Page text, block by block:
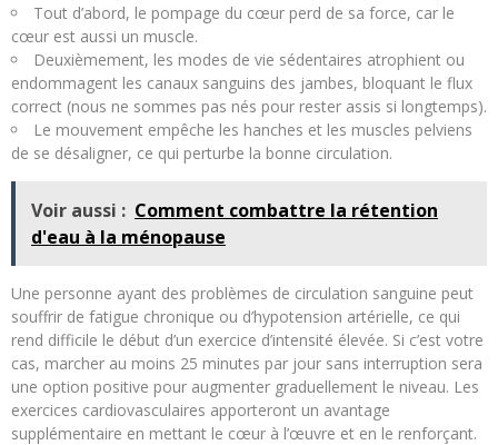
Tout d’abord, le pompage du cœur perd de sa force, car le
cœur est aussi un muscle.
Deuxièmement, les modes de vie sédentaires atrophient ou
endommagent les canaux sanguins des jambes, bloquant le flux
correct (nous ne sommes pas nés pour rester assis si longtemps).
Le mouvement empêche les hanches et les muscles pelviens
de se désaligner, ce qui perturbe la bonne circulation.
Voir aussi : Comment combattre la rétention
d'eau à la ménopause
Une personne ayant des problèmes de circulation sanguine peut
souffrir de fatigue chronique ou d’hypotension artérielle, ce qui
rend difficile le début d’un exercice d’intensité élevée. Si c’est votre
cas, marcher au moins 25 minutes par jour sans interruption sera
une option positive pour augmenter graduellement le niveau. Les
exercices cardiovasculaires apporteront un avantage
supplémentaire en mettant le cœur à l’œuvre et en le renforçant.